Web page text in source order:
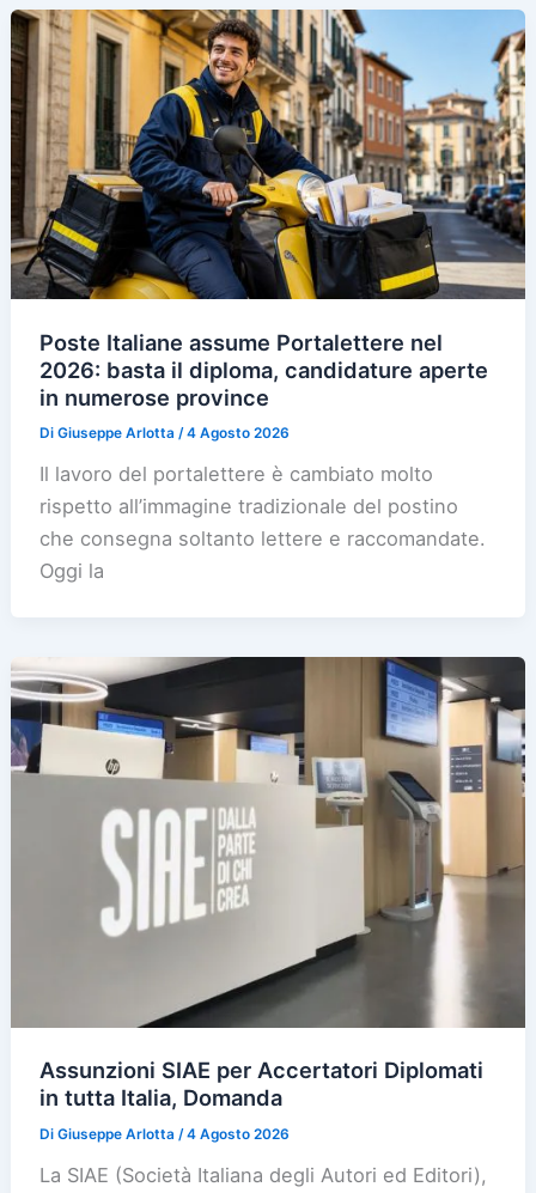
Poste Italiane assume Portalettere nel
2026: basta il diploma, candidature aperte
in numerose province
DiGiuseppe Arlotta/4 Agosto 2026
Il lavoro del portalettere è cambiato molto
rispetto all’immagine tradizionale del postino
che consegna soltanto lettere e raccomandate.
Oggi la
Assunzioni SIAE per Accertatori Diplomati
in tutta Italia, Domanda
DiGiuseppe Arlotta/4 Agosto 2026
La SIAE (Società Italiana degli Autori ed Editori),